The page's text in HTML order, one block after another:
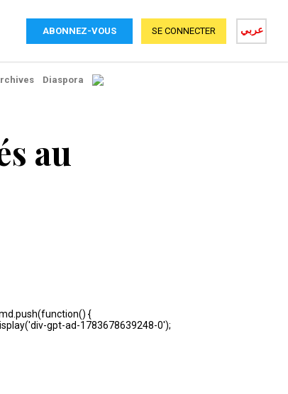
ABONNEZ-VOUS عربي SE CONNECTER
Diaspora
au